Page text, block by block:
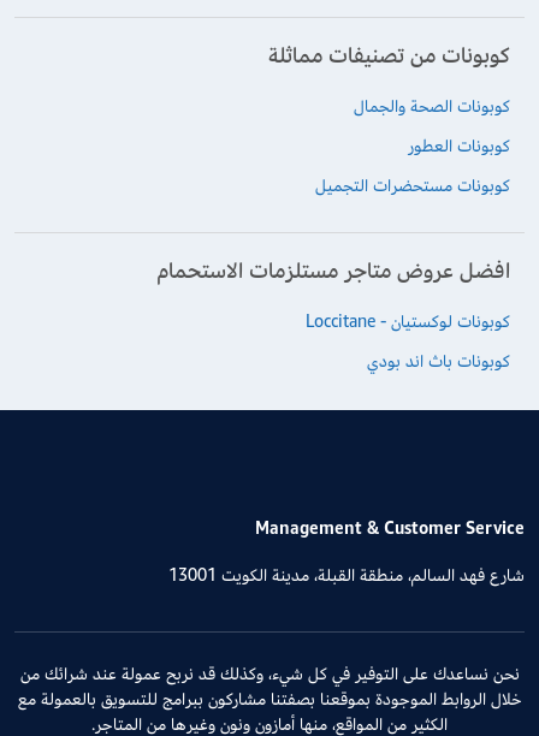
كوبونات من تصنيفات مماثلة
كوبونات الصحة والجمال
كوبونات العطور
كوبونات مستحضرات التجميل
افضل عروض متاجر مستلزمات الاستحمام
كوبونات لوكستيان - Loccitane
كوبونات باث اند بودي
Management & Customer Service
شارع فهد السالم، منطقة القبلة، مدينة الكويت 13001
نحن نساعدك على التوفير في كل شيء، وكذلك قد نربح عمولة عند شرائك من
خلال الروابط الموجودة بموقعنا بصفتنا مشاركون ببرامج للتسويق بالعمولة مع
الكثير من المواقع، منها أمازون ونون وغيرها من المتاجر.